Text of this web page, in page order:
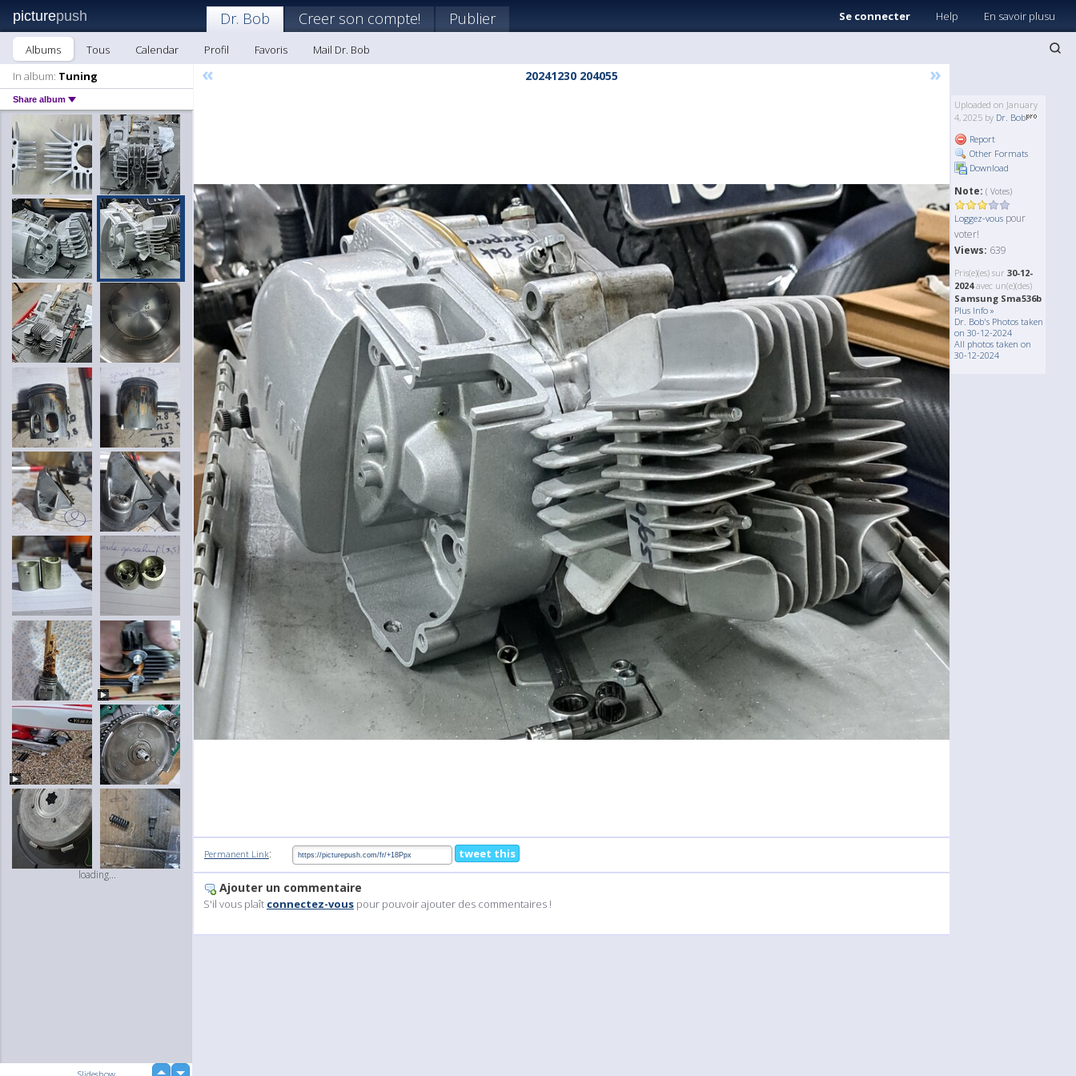
picturepush Se connecter Help En savoir plusu
Dr. Bob Creer son compte! Publier
Albums Tous Calendar Profil Favoris
Mail Dr. Bob
In album: Tuning
Share album
loading...
« 20241230 204055 »
Uploaded on January
4, 2025 by Dr. Bob
Report
Other Formats
Download
Note: ( Votes)
Loggez-vous pour
voter!
Views: 639
Pris(e)(es) sur 30-12-
2024avec un(e)(des)
Samsung Sma536b
Plus Info »
Dr. Bob's Photos taken
on 30-12-2024
All photos taken on
30-12-2024
Permanent Link: tweet this
Ajouter un commentaire
S'il vous plaît connectez-vous pour pouvoir ajouter des commentaires !